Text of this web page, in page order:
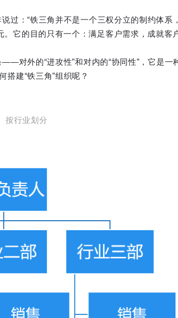
过：“铁三角并不是一个三权分立的制约体系
它的目的只有一个：满足客户需求，成就客
对外的“进攻性”和对内的“协同性”，它是一
搭建“铁三角”组织呢？
按行业划分